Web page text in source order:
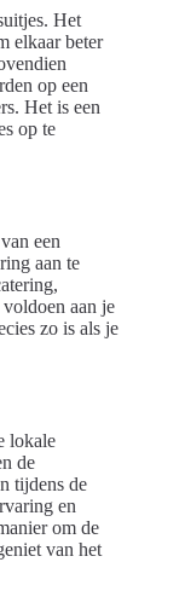
Het
elkaar beter
op een
Het is een
op te
een
aan te
aan je
zo is als je
lokale
de
tijdens de
en
om de
van het